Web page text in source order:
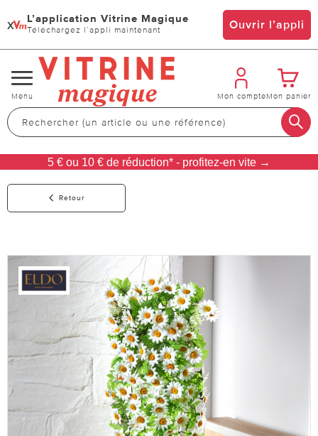
x L’application Vitrine Magique
Téléchargez l’appli maintenant Ouvrir l’appli
Changer
de
navigation
Menu Mon compteMon panier
5 € ou 10 € de réduction* - profitez-en vite →
Retour